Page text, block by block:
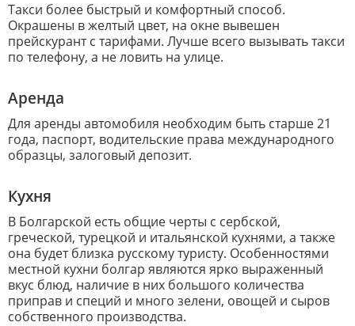
Такси более быстрый и комфортный способ.
Окрашены в желтый цвет, на окне вывешен
прейскурант с тарифами. Лучше всего вызывать такси
по телефону, а не ловить на улице.
Аренда
Для аренды автомобиля необходим быть старше 21
года, паспорт, водительские права международного
образцы, залоговый депозит.
Кухня
В Болгарской есть общие черты с сербской,
греческой, турецкой и итальянской кухнями, а также
она будет близка русскому туристу. Особенностями
местной кухни болгар являются ярко выраженный
вкус блюд, наличие в них большого количества
приправ и специй и много зелени, овощей и сыров
собственного производства.